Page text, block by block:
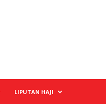
LIPUTAN HAJI